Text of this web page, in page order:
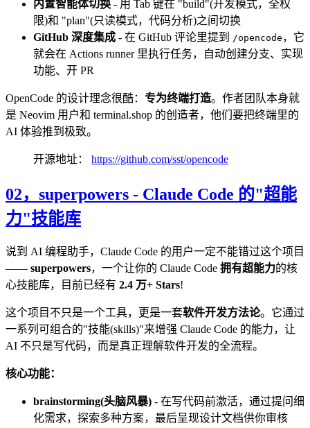
内置智能体切换 - 用 Tab 键在 "build"(开发模式，全权
限)和 "plan"(只读模式，代码分析)之间切换
GitHub 深度集成 - 在 GitHub 评论里提到 /opencode ，它
就会在 Actions runner 里执行任务，自动创建分支、实现
功能、开 PR
OpenCode 的设计理念很酷： 专为终端打造。作者团队本身就
是 Neovim 用户和 terminal.shop 的创造者，他们要把终端里的
AI 体验推到极致。
开源地址： https://github.com/sst/opencode
02， superpowers - Claude Code 的"超能
力"技能库
说到 AI 编程助手，Claude Code 的用户一定不能错过这个项目
—— superpowers，一个让你的 Claude Code 拥有超能力的核
心技能库，目前已经有 2.4 万+ Stars!
这个项目不只是一个工具，更是一套软件开发方法论。它通过
一系列可组合的"技能(skills)"来增强 Claude Code 的能力，让
AI 不只是写代码，而是真正理解软件开发的全流程。
核心功能：
brainstorming(头脑风暴) - 在写代码前激活，通过提问细
化需求，探索多种方案，最后呈现设计文档供你审核